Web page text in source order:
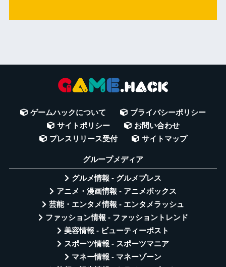
ゲームハックについて
プライバシーポリシー
サイトポリシー
お問い合わせ
プレスリリース受付
サイトマップ
グループメディア
グルメ情報 - グルメプレス
アニメ・漫画情報 - アニメボックス
芸能・エンタメ情報 - エンタメラッシュ
ファッション情報 - ファッショントレンド
美容情報 - ビューティーポスト
スポーツ情報 - スポーツマニア
マネー情報 - マネーゾーン